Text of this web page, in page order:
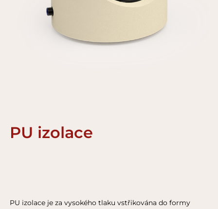
PU izolace
PU izolace je za vysokého tlaku vstřikována do formy